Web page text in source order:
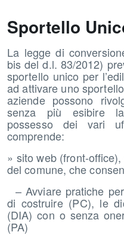
Sportello
La legge di
bis del d.l. 83/2012)
sportello unico per
ad attivare uno
aziende possono
senza più esibire
possesso dei vari
comprende:
» sito web (front-
del comune, che
– Avviare pratiche
di costruire (PC), le
(DIA) con o senza
(PA)